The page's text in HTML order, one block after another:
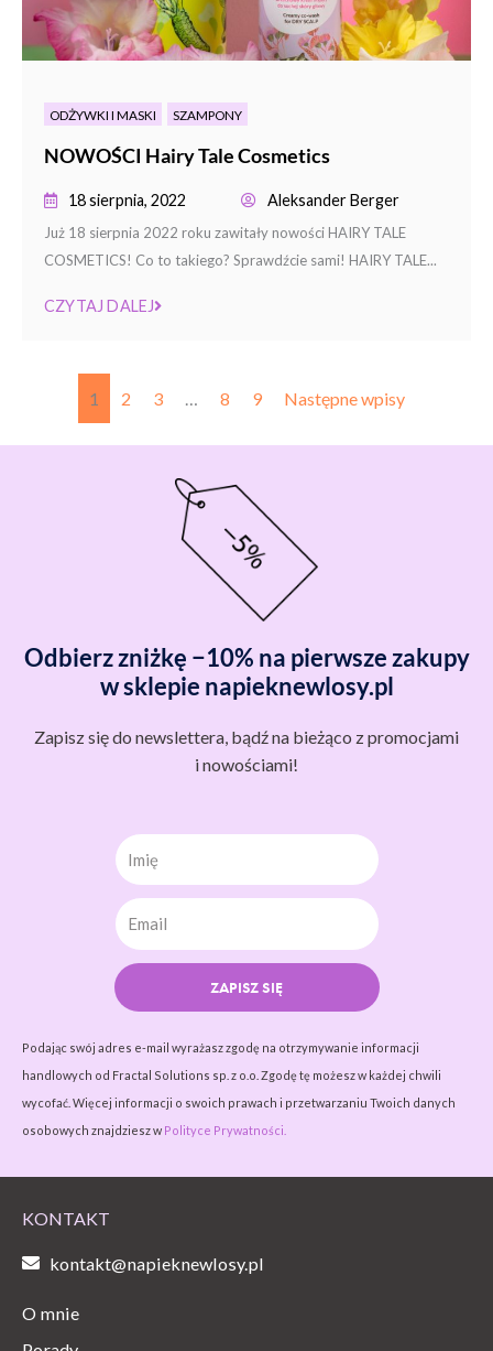
ODŻYWKI I MASKI SZAMPONY
NOWOŚCI Hairy Tale Cosmetics
18 sierpnia, 2022 Aleksander Berger
Już 18 sierpnia 2022 roku zawitały nowości HAIRY TALE
COSMETICS! Co to takiego? Sprawdźcie sami! HAIRY TALE...
CZYTAJ DALEJ
1 2 3 8 9 Następne wpisy
Odbierz zniżkę −10% na pierwsze zakupy
w sklepie napieknewlosy.pl
Zapisz się do newslettera, bądź na bieżąco z promocjami
i nowościami!
Imię
ZAPISZ SIĘ
Podając swój adres e-mail wyrażasz zgodę na otrzymywanie informacji
handlowych od Fractal Solutions sp. z o.o. Zgodę tę możesz w każdej chwili
wycofać. Więcej informacji o swoich prawach i przetwarzaniu Twoich danych
osobowych znajdziesz w Polityce Prywatności.
KONTAKT
kontakt@napieknewlosy.pl
O mnie